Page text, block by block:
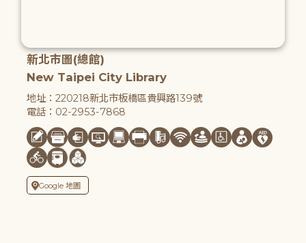
新北市圖(總館)
New Taipei City Library
地址：220218新北市板橋區貴興路139號
電話：02-2953-7868
Google 地圖